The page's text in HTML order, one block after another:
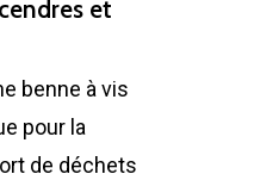
et
benne à vis
pour la
de déchets